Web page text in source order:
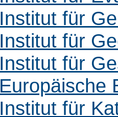
Institut für
Institut für
Institut für
Europäische
Institut für